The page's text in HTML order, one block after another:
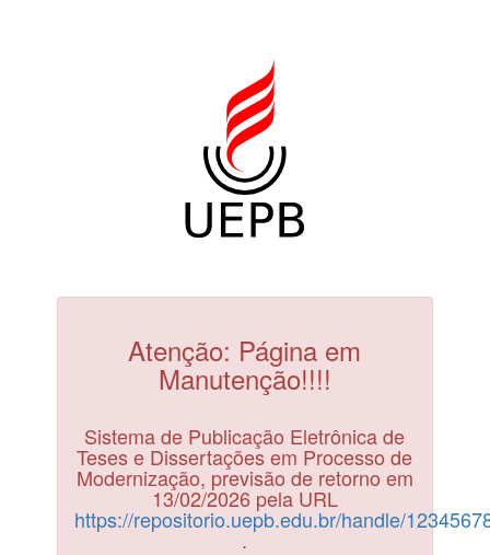
Atenção: Página em
Manutenção!!!!
Sistema de Publicação Eletrônica de
Teses e Dissertações em Processo de
Modernização, previsão de retorno em
13/02/2026 pela URL
https://repositorio.uepb.edu.br/handle/
.